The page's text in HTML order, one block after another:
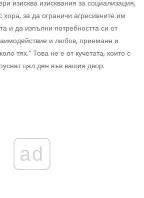
изисква изисквания за социализация,
хора, за да ограничи агресивните им
и да изпълни потребността си от
и любов, приемане и
тях.“ Това не е от кучетата, които с
цял ​​ден във вашия двор.
ad